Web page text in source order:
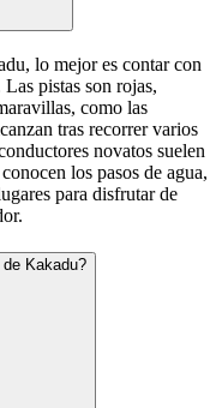
lo mejor es contar con
pistas son rojas,
como las
tras recorrer varios
novatos suelen
los pasos de agua,
para disfrutar de
Kakadu?